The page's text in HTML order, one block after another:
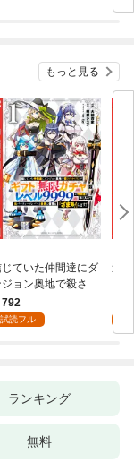
もっと見る
ていた仲間達にダ
ジョン奥地で殺され
けたがギフト『無限
ャ』でレベル９９
１）
792
試読フル
追
強
～
ランキング
無料